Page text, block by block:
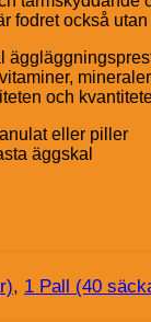
fodret också
och
eller piller
äggskal
, 1 Pall (40